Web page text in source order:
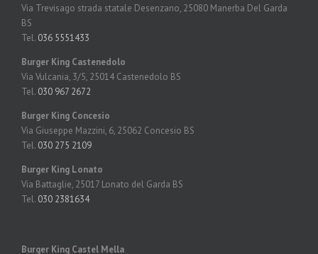
Via Trevisago strada statale Desenzano, 25080 Manerba Del Garda
BS
Tel. 036 5551433
Burger King Castenedolo
Via Vulcania, 3/5, 25014Castenedolo BS
Tel. 030 967 2672
Burger King Concesio
Via Giuseppe Mazzini, 6, 25062 Concesio BS
Tel. 030 275 2109
Burger King Lonato
Via Battaglie, 25017 Lonato del Garda BS
Tel. 030 2381634
Burger King Castel Mella